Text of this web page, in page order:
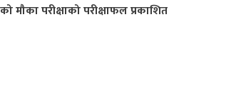
मौका परीक्षाको परीक्षाफल प्रकाशित